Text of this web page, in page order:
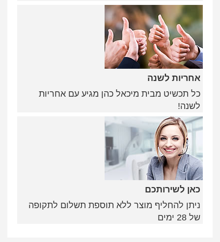
אחריות לשנה
כל תכשיט מבית מיכאל כהן מגיע עם אחריות
לשנה!
כאן לשירותכם
ניתן להחליף מוצר ללא תוספת תשלום לתקופה
של 28 ימים